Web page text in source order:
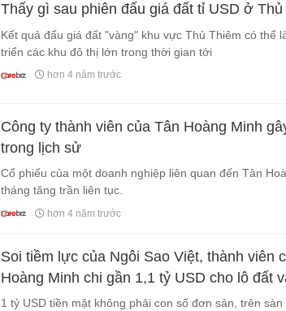
Thấy gì sau phiên đấu giá đất tỉ USD ở Thủ
Kết quả đấu giá đất "vàng" khu vực Thủ Thiêm có thể
triển các khu đô thị lớn trong thời gian tới
hơn 4 năm trước
Công ty thành viên của Tân Hoàng Minh
trong lịch sử
Cổ phiếu của một doanh nghiệp liên quan đến Tân
tháng tăng trần liên tục.
hơn 4 năm trước
Soi tiềm lực của Ngôi Sao Việt, thành viên
Hoàng Minh chi gần 1,1 tỷ USD cho lô đất
1 tỷ USD tiền mặt không phải con số đơn sản, trên